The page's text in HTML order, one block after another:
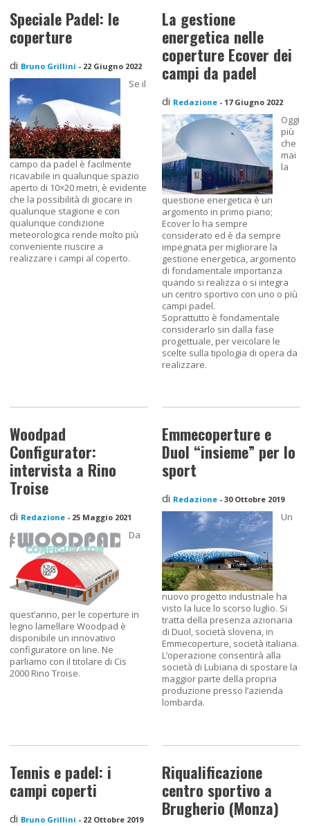
Speciale Padel: le
coperture
di Bruno Grillini - 22 Giugno 2022
Se il
campo da padel è facilmente
ricavabile in qualunque spazio
aperto di 10×20 metri, è evidente
che la possibilità di giocare in
qualunque stagione e con
qualunque condizione
meteorologica rende molto più
conveniente riuscire a
realizzare i campi al coperto.
La gestione
energetica nelle
coperture Ecover dei
campi da padel
di Redazione - 17 Giugno 2022
Oggi
più
che
mai
la
questione energetica è un
argomento in primo piano;
Ecover lo ha sempre
considerato ed è da sempre
impegnata per migliorare la
gestione energetica, argomento
di fondamentale importanza
quando si realizza o si integra
un centro sportivo con uno o più
campi padel.
Soprattutto è fondamentale
considerarlo sin dalla fase
progettuale, per veicolare le
scelte sulla tipologia di opera da
realizzare.
Woodpad
Configurator:
intervista a Rino
Troise
di Redazione - 25 Maggio 2021
Da
quest’anno, per le coperture in
legno lamellare Woodpad è
disponibile un innovativo
configuratore on line. Ne
parliamo con il titolare di Cis
2000 Rino Troise.
Emmecoperture e
Duol “insieme” per lo
sport
di Redazione - 30 Ottobre 2019
Un
nuovo progetto industriale ha
visto la luce lo scorso luglio. Si
tratta della presenza azionaria
di Duol, società slovena, in
Emmecoperture, società italiana.
L’operazione consentirà alla
società di Lubiana di spostare la
maggior parte della propria
produzione presso l’azienda
lombarda.
Tennis e padel: i
campi coperti
di Bruno Grillini - 22 Ottobre 2019
Riqualificazione
centro sportivo a
Brugherio (Monza)